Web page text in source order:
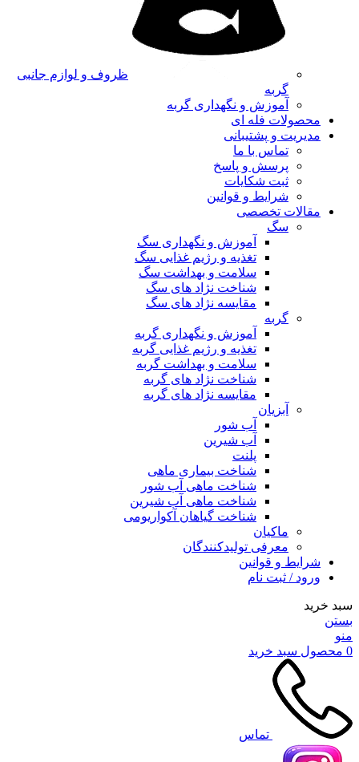
ظروف و لوازم جانبی
گربه
آموزش و نگهداری گربه
محصولات فله ای
مدیریت و پشتیبانی
تماس با ما
پرسش و پاسخ
ثبت شکایات
شرایط و قوانین
مقالات تخصصی
سگ
آموزش و نگهداری سگ
تغذیه و رژیم غذایی سگ
سلامت و بهداشت سگ
شناخت نژاد های سگ
مقایسه نژاد های سگ
گربه
آموزش و نگهداری گربه
تغذیه و رژیم غذایی گربه
سلامت و بهداشت گربه
شناخت نژاد های گربه
مقایسه نژاد های گربه
آبزیان
آب شور
آب شیرین
پلنت
شناخت بیماری ماهی
شناخت ماهی آب شور
شناخت ماهی آب شیرین
شناخت گیاهان آکواریومی
ماکیان
معرفی تولیدکنندگان
شرایط و قوانین
ورود / ثبت نام
سبد خرید
بستن
منو
0 محصول سبد خرید
تماس